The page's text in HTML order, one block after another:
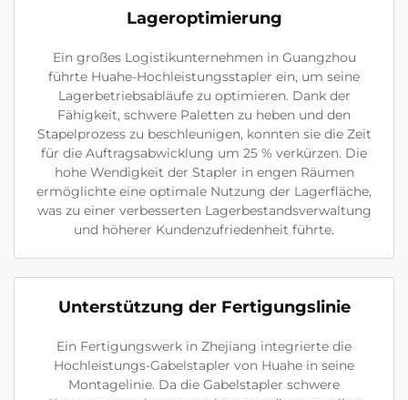
Lageroptimierung
Ein großes Logistikunternehmen in Guangzhou
führte Huahe-Hochleistungsstapler ein, um seine
Lagerbetriebsabläufe zu optimieren. Dank der
Fähigkeit, schwere Paletten zu heben und den
Stapelprozess zu beschleunigen, konnten sie die Zeit
für die Auftragsabwicklung um 25 % verkürzen. Die
hohe Wendigkeit der Stapler in engen Räumen
ermöglichte eine optimale Nutzung der Lagerfläche,
was zu einer verbesserten Lagerbestandsverwaltung
und höherer Kundenzufriedenheit führte.
Unterstützung der Fertigungslinie
Ein Fertigungswerk in Zhejiang integrierte die
Hochleistungs-Gabelstapler von Huahe in seine
Montagelinie. Da die Gabelstapler schwere